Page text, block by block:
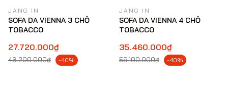
JANG IN
SOFA DA VIENNA 3 CHỖ
TOBACCO
27.720.000₫
46.200.000₫ -40%
JANG IN
SOFA DA VIENNA 4 CHỖ
TOBACCO
35.460.000₫
59.100.000₫ -40%